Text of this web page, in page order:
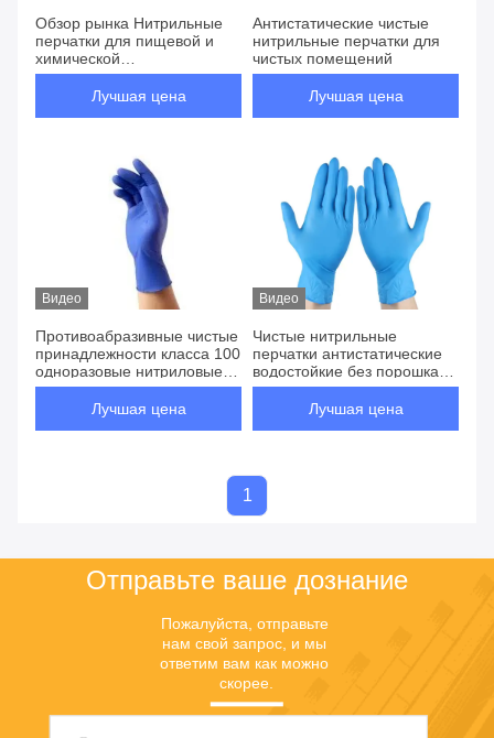
Обзор рынка Нитрильные
перчатки для пищевой и
химической
промышленности
Лучшая цена
Антистатические чистые
нитрильные перчатки для
чистых помещений
Лучшая цена
Видео
Противоабразивные чистые
принадлежности класса 100
одноразовые нитриловые
перчатки класса 100
Лучшая цена
Видео
Чистые нитрильные
перчатки антистатические
водостойкие без порошка
для чувствительной среды
Лучшая цена
1
Отправьте ваше дознание
Пожалуйста, отправьте
нам свой запрос, и мы
ответим вам как можно
скорее.